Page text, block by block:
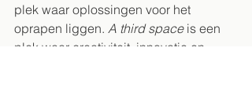
plek waar oplossingen voor het
oprapen liggen. A third space is een
plek waar creativiteit, innovatie en